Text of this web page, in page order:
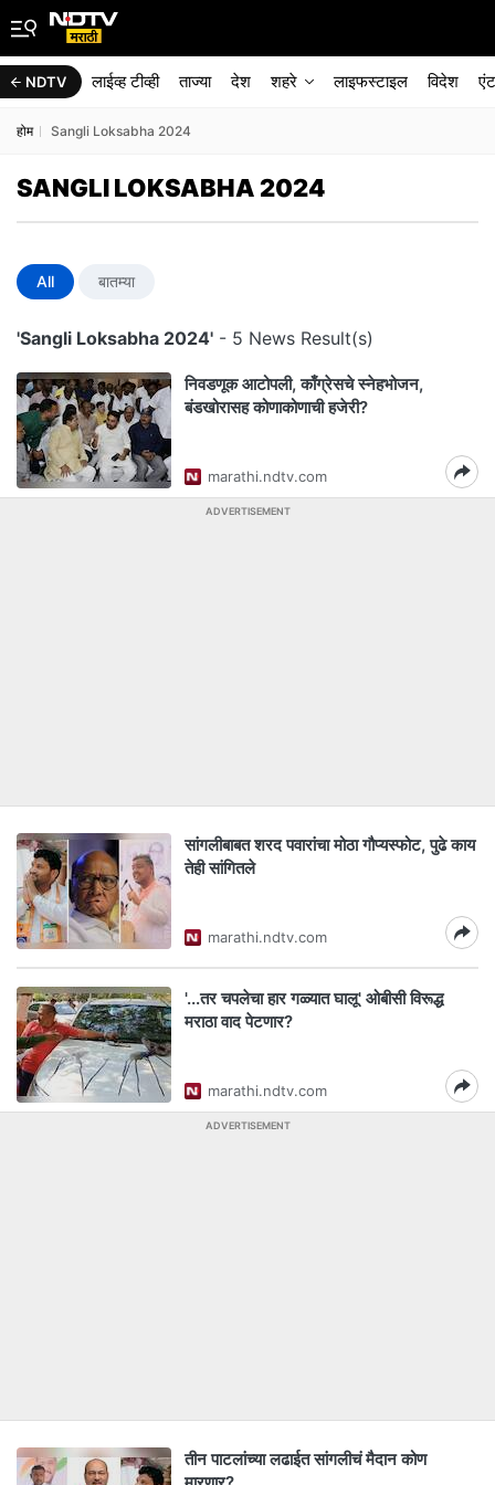
NDTV लाईव्ह टीव्ही ताज्या देश शहरे लाइफस्टाइल विदेश
होम Sangli Loksabha 2024
SANGLI LOKSABHA 2024
All बातम्या
'Sangli Loksabha 2024' - 5 News Result(s)
निवडणूक आटोपली, काँग्रेसचे स्नेहभोजन,
बंडखोरासह कोणाकोणाची हजेरी?
marathi.ndtv.com
ADVERTISEMENT
सांगलीबाबत शरद पवारांचा मोठा गौप्यस्फोट, पुढे काय
तेही सांगितले
marathi.ndtv.com
'...तर चपलेचा हार गळ्यात घालू' ओबीसी विरूद्ध
मराठा वाद पेटणार?
marathi.ndtv.com
ADVERTISEMENT
तीन पाटलांच्या लढाईत सांगलीचं मैदान कोण